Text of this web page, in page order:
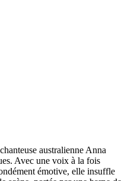
australienne Anna
Avec une voix à la fois
émotive, elle insuffle